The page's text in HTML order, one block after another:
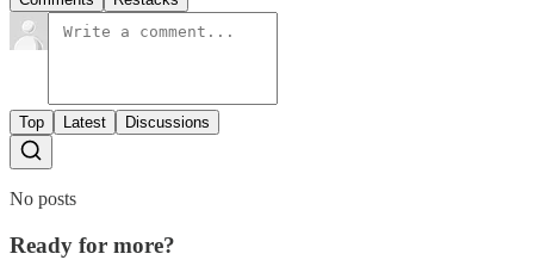
Top Latest Discussions
No posts
Ready for more?